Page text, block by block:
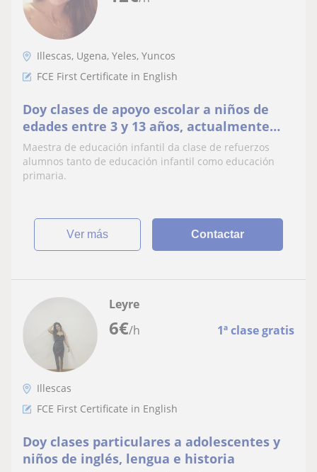
Illescas, Ugena, Yeles, Yuncos
FCE First Certificate in English
Doy clases de apoyo escolar a niños de
edades entre 3 y 13 años, actualmente
trabajo en un colegio y doy clases
particulares de ingles
Maestra de educación infantil da clase de refuerzos
alumnos tanto de educación infantil como educación
primaria.
ver más Contactar
6€/h 1ª clase gratis
Leyre
Illescas
FCE First Certificate in English
Doy clases particulares a adolescentes y
niños de inglés, lengua e historia